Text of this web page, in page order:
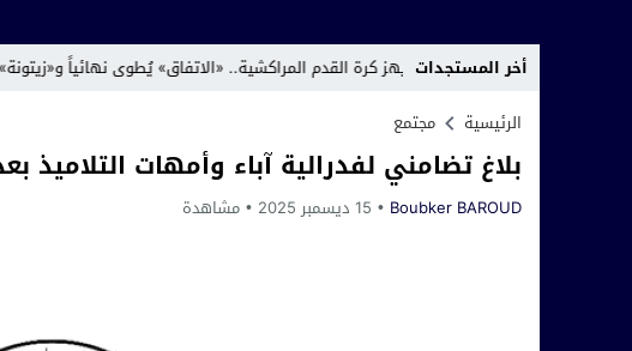
أخر المستجدات
قرار تاريخي يهز كرة القدم المراكشية.. «الاتفاق» يُطوى نهائياً و«زيتونة» ترث الاسم
الرئيسية
مجتمع
بلاغ تضامني لفدرالية آباء وأمهات التلاميذ
Boubker BAROUD 15 ديسمبر 2025 مشاهدة